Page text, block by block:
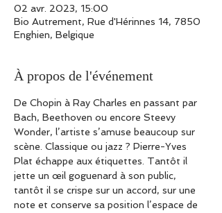
02 avr. 2023, 15:00
Bio Autrement, Rue d'Hérinnes 14, 7850
Enghien, Belgique
À propos de l'événement
De Chopin à Ray Charles en passant par
Bach, Beethoven ou encore Steevy
Wonder, l’artiste s’amuse beaucoup sur
scène. Classique ou jazz ? Pierre-Yves
Plat échappe aux étiquettes. Tantôt il
jette un œil goguenard à son public,
tantôt il se crispe sur un accord, sur une
note et conserve sa position l’espace de